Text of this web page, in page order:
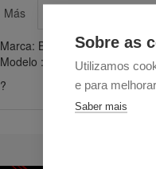
Sobre as
Utilizamos
e para
Saber mais
Más
Marca: Bosch
Modelo : bgl2b1128/01?
?